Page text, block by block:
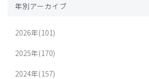
年別アーカイブ
2026年(101)
2025年(170)
2024年(157)